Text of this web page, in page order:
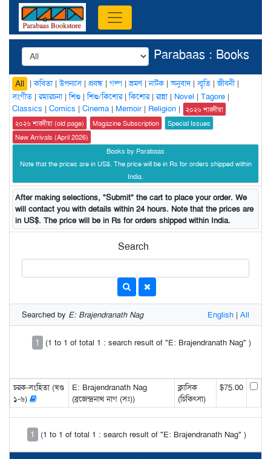
Parabaas : Books
All |কবিতা|উপন্যাস| প্রবন্ধ | গল্প |ভ্রমণ|নাটক |অনুবাদ|স্মৃতি |জীবনী|
সংগীত |রম্যরচনা|শিশু |শিশু/কিশোর|কিশোর|রান্না| Novel | Tagore |
Classics | Comics | Cinema | Memoir| Religion |
২০২৬ শারদীয়া
২০২৬ শারদীয়া (old page)
Magazine Subscription
Special Issues
New Arrivals (April 2026)
Books by Parabaas
Note that the prices are in US$. The price will be in Rs for orders shipped within
India.
After making selections, "Submit" the cart to place your order. We
will contact you with details within 24 hours. Note that the prices are
in US$. The price will be in Rs for orders shipped within India.
Search
Searched by E: Brajendranath Nag English | All
1 (1 to 1 of total 1 : search result of "E: Brajendranath Nag" )
চরক-সংহিতা (খণ্ড
১-৬)
E: Brajendranath Nag
(ব্রজেন্দ্রনাথ নাগ (সঃ))
ক্লাসিক
(চিকিৎসা)
$75.00
1 (1 to 1 of total 1 : search result of "E: Brajendranath Nag" )